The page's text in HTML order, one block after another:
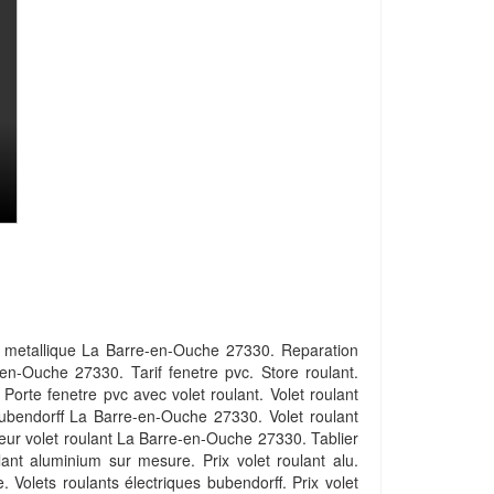
La Barre-en-Ouche 27330. Reparation
Ouche 27330. Tarif fenetre pvc. Store roulant.
fenetre pvc avec volet roulant. Volet roulant
La Barre-en-Ouche 27330. Volet roulant
volet roulant La Barre-en-Ouche 27330. Tablier
aluminium sur mesure. Prix volet roulant alu.
Volets roulants électriques bubendorff. Prix volet